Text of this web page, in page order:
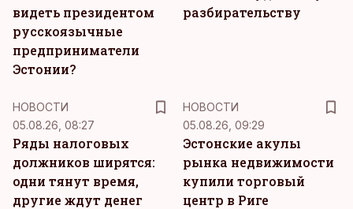
видеть президентом
русскоязычные
предприниматели
Эстонии?
разбирательству
НОВОСТИ
05.08.26, 08:27
Ряды налоговых
должников ширятся:
одни тянут время,
другие ждут денег
НОВОСТИ
05.08.26, 09:29
Эстонские акулы
рынка недвижимости
купили торговый
центр в Риге